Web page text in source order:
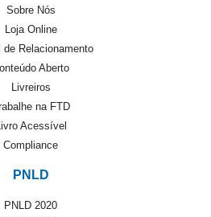
Sobre Nós
Loja Online
de Relacionamento
Aberto
Livreiros
na FTD
Acessível
Compliance
PNLD
PNLD 2020